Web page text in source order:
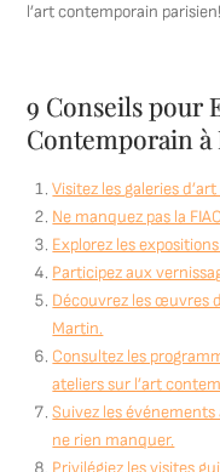
l’art contemporain parisien!
9 Conseils pour
Contemporain à
Visitez les galeries
Ne manquez pas la
Explorez les
Participez aux
Découvrez les œuvres
Martin.
Consultez les
ateliers sur l’art
Suivez les
ne rien manquer.
Privilégiez les visites